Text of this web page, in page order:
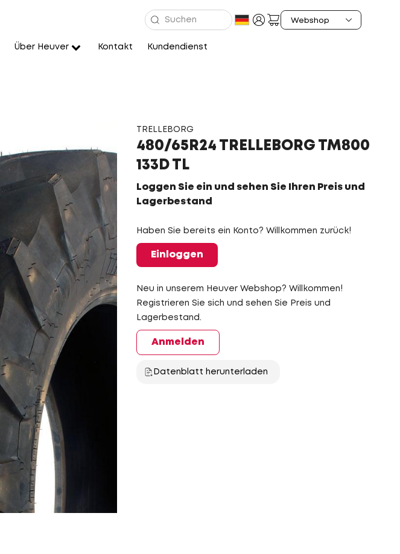
Über Heuver Kontakt Kundendienst
TRELLEBORG
480/65R24 TRELLEBORG TM800
133D TL
Loggen Sie ein und sehen Sie Ihren Preis und
Lagerbestand
Haben Sie bereits ein Konto? Willkommen zurück!
Einloggen
Neu in unserem Heuver Webshop? Willkommen!
Registrieren Sie sich und sehen Sie Preis und
Lagerbestand.
Anmelden
Datenblatt herunterladen